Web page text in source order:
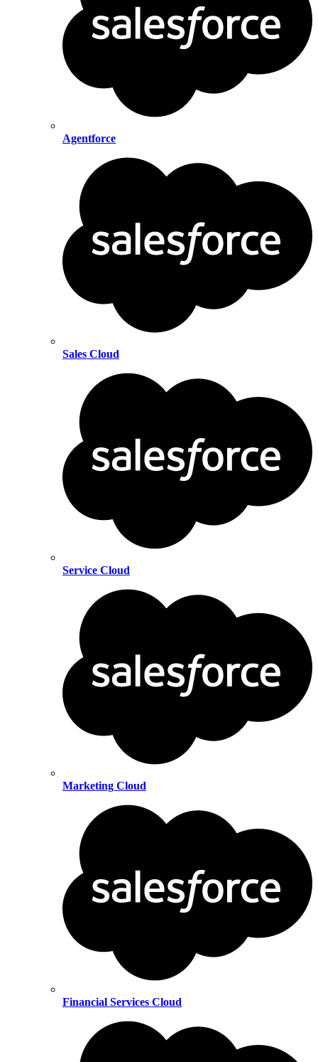
Agentforce
Sales Cloud
Service Cloud
Marketing Cloud
Financial Services Cloud